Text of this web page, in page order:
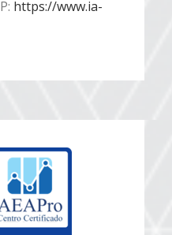
https://www.ia-